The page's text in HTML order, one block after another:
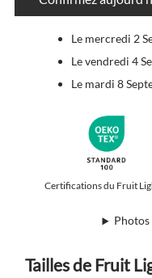
Le mercredi 2
Le vendredi 4
Le mardi 8
Certifications du Fruit
Tailles de Fruit